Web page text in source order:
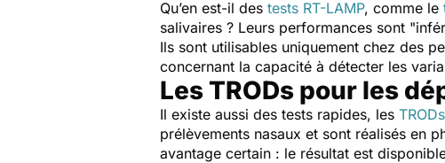
Qu’en est-il des tests RT-LAMP, comme le
salivaires ? Leurs performances sont "
Ils sont utilisables uniquement chez des
concernant la capacité à détecter les
Les TRODs pour les
Il existe aussi des tests rapides, les TRODs
prélèvements nasaux et sont réalisés en
avantage certain : le résultat est